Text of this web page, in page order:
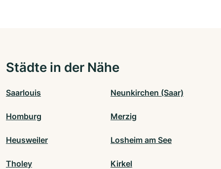
Städte in der Nähe
Saarlouis Neunkirchen (Saar)
Homburg Merzig
Heusweiler Losheim am See
Tholey Kirkel